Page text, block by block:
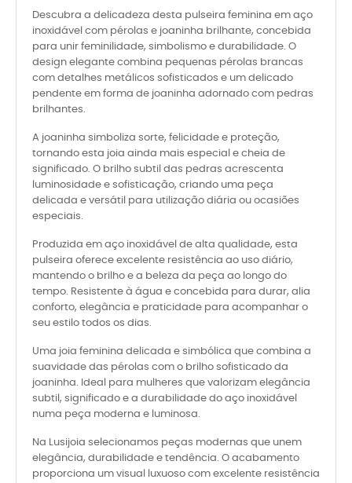
Descubra a delicadeza desta pulseira feminina em aço
inoxidável com pérolas e joaninha brilhante, concebida
para unir feminilidade, simbolismo e durabilidade. O
design elegante combina pequenas pérolas brancas
com detalhes metálicos sofisticados e um delicado
pendente em forma de joaninha adornado com pedras
brilhantes.
A joaninha simboliza sorte, felicidade e proteção,
tornando esta joia ainda mais especial e cheia de
significado. O brilho subtil das pedras acrescenta
luminosidade e sofisticação, criando uma peça
delicada e versátil para utilização diária ou ocasiões
especiais.
Produzida em aço inoxidável de alta qualidade, esta
pulseira oferece excelente resistência ao uso diário,
mantendo o brilho e a beleza da peça ao longo do
tempo. Resistente à água e concebida para durar, alia
conforto, elegância e praticidade para acompanhar o
seu estilo todos os dias.
Uma joia feminina delicada e simbólica que combina a
suavidade das pérolas com o brilho sofisticado da
joaninha. Ideal para mulheres que valorizam elegância
subtil, significado e a durabilidade do aço inoxidável
numa peça moderna e luminosa.
Na Lusijoia selecionamos peças modernas que unem
elegância, durabilidade e tendência. O acabamento
proporciona um visual luxuoso com excelente resistência